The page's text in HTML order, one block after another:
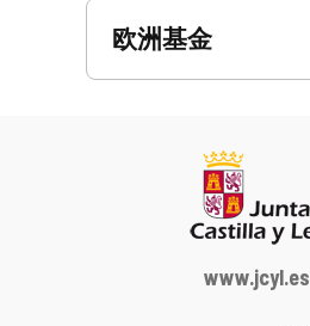
欧洲基金
Junta
www.jcyl.es